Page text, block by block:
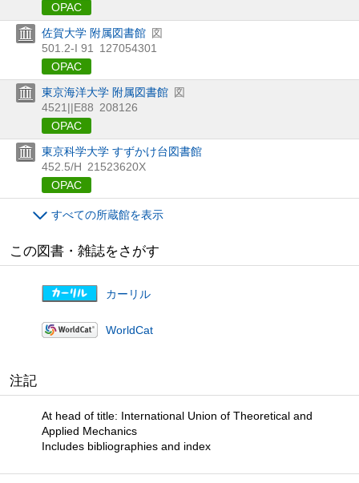
OPAC
佐賀大学 附属図書館 図
501.2-I 91
127054301
OPAC
東京海洋大学 附属図書館 図
4521||E88 208126
OPAC
東京科学大学 すずかけ台図書館
452.5/H 21523620X
OPAC
すべての所蔵館を表示
この図書・雑誌をさがす
カーリル
WorldCat
注記
At head of title: International Union of Theoretical and
Applied Mechanics
Includes bibliographies and index